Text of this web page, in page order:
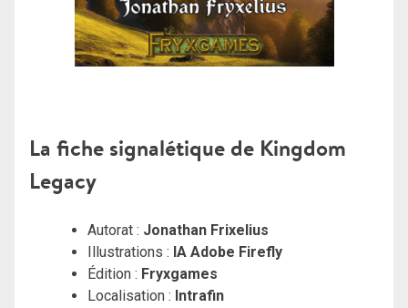
La fiche signalétique de Kingdom
Legacy
Autorat : Jonathan Frixelius
Illustrations : IA Adobe Firefly
Édition : Fryxgames
Localisation : Intrafin